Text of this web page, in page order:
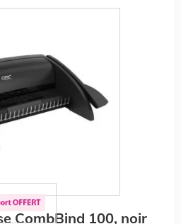
CombBind 100, noir